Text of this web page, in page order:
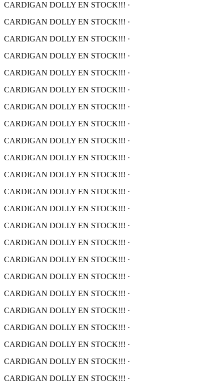
CARDIGAN DOLLY EN STOCK!!! ·
CARDIGAN DOLLY EN STOCK!!! ·
CARDIGAN DOLLY EN STOCK!!! ·
CARDIGAN DOLLY EN STOCK!!! ·
CARDIGAN DOLLY EN STOCK!!! ·
CARDIGAN DOLLY EN STOCK!!! ·
CARDIGAN DOLLY EN STOCK!!! ·
CARDIGAN DOLLY EN STOCK!!! ·
CARDIGAN DOLLY EN STOCK!!! ·
CARDIGAN DOLLY EN STOCK!!! ·
CARDIGAN DOLLY EN STOCK!!! ·
CARDIGAN DOLLY EN STOCK!!! ·
CARDIGAN DOLLY EN STOCK!!! ·
CARDIGAN DOLLY EN STOCK!!! ·
CARDIGAN DOLLY EN STOCK!!! ·
CARDIGAN DOLLY EN STOCK!!! ·
CARDIGAN DOLLY EN STOCK!!! ·
CARDIGAN DOLLY EN STOCK!!! ·
CARDIGAN DOLLY EN STOCK!!! ·
CARDIGAN DOLLY EN STOCK!!! ·
CARDIGAN DOLLY EN STOCK!!! ·
CARDIGAN DOLLY EN STOCK!!! ·
CARDIGAN DOLLY EN STOCK!!! ·